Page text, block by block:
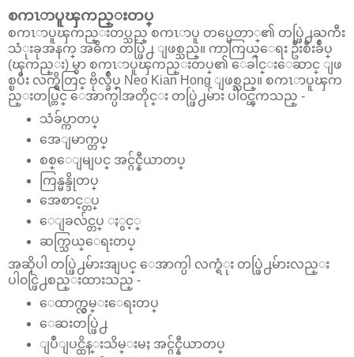
စကၤာပူၾကည္းတပ္
စကၤာပူၾကည္းတပ္သည္ စကၤာပူ တပ္မေတာ္၏ တပ္ဖြဲ႕ႀကီး
သံုးခုအနက္ အဓိက တပ္ဖြဲ႕ ျဖစ္သည္။ ကာကြယ္ေရး ဦးစီးခ်ဳပ္
(ၾကည္း) မွာ စကၤာပူၾကည္းတပ္၏ ေခါင္းေဆာင္ ျဖ
စ္ၿပီး လက္ရွိတြင္ ဗိုလ္ခ်ဳပ္ Neo Kian Hong ျဖစ္သည္။ စကၤာပူၾက
ည္းတပ္တြင္ ေအာက္ပါအတိုင္း တပ္ဖြဲ႕မ်ား ပါ၀င္ၾကသည္ -
သံခ်ပ္ကာတပ္
အေျမာက္တပ္
စစ္ေျမျပင္ အင္ဂ်င္နီယာတပ္
ကြန္မန္ဒိုတပ္
အေစာင့္တပ္
ေျခလ်င္တပ္ ႏွင့္
ဆက္သြယ္ေရးတပ္
အဆိုပါ တပ္ဖြဲ႕မ်ားအျပင္ ေအာက္ပါ လက္ရံုး တပ္ဖြဲ႕မ်ားလည္း
ပါ၀င္ဖြဲ႕စည္းထားသည္ -
ေထာက္လွမ္းေရးတပ္
ေဆးတပ္ဖြဲ႕
ျပဳျပင္ထိန္းသိမ္းမႈ အင္ဂ်င္နီယာတပ္